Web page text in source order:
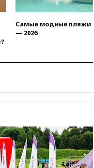
Шадаев исключил
мессенджера на
При стрельбе в школе в
погибли пять
Торговые центры и кафе
могут обязать
питьевую воду
Самые модные пляжи
— 2026